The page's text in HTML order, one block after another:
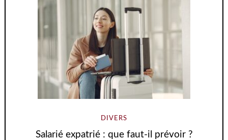
DIVERS
Salarié expatrié : que faut-il prévoir ?